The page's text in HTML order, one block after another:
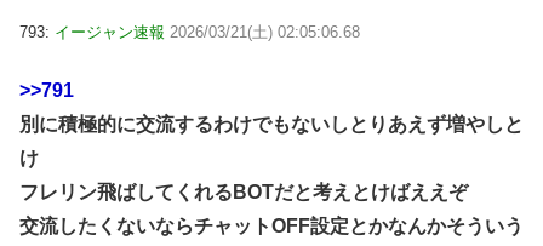
793: イージャン速報 2026/03/21(土) 02:05:06.68
>>791
別に積極的に交流するわけでもないしとりあえず増やしと
け
フレリン飛ばしてくれるBOTだと考えとけばええぞ
交流したくないならチャットOFF設定とかなんかそういう